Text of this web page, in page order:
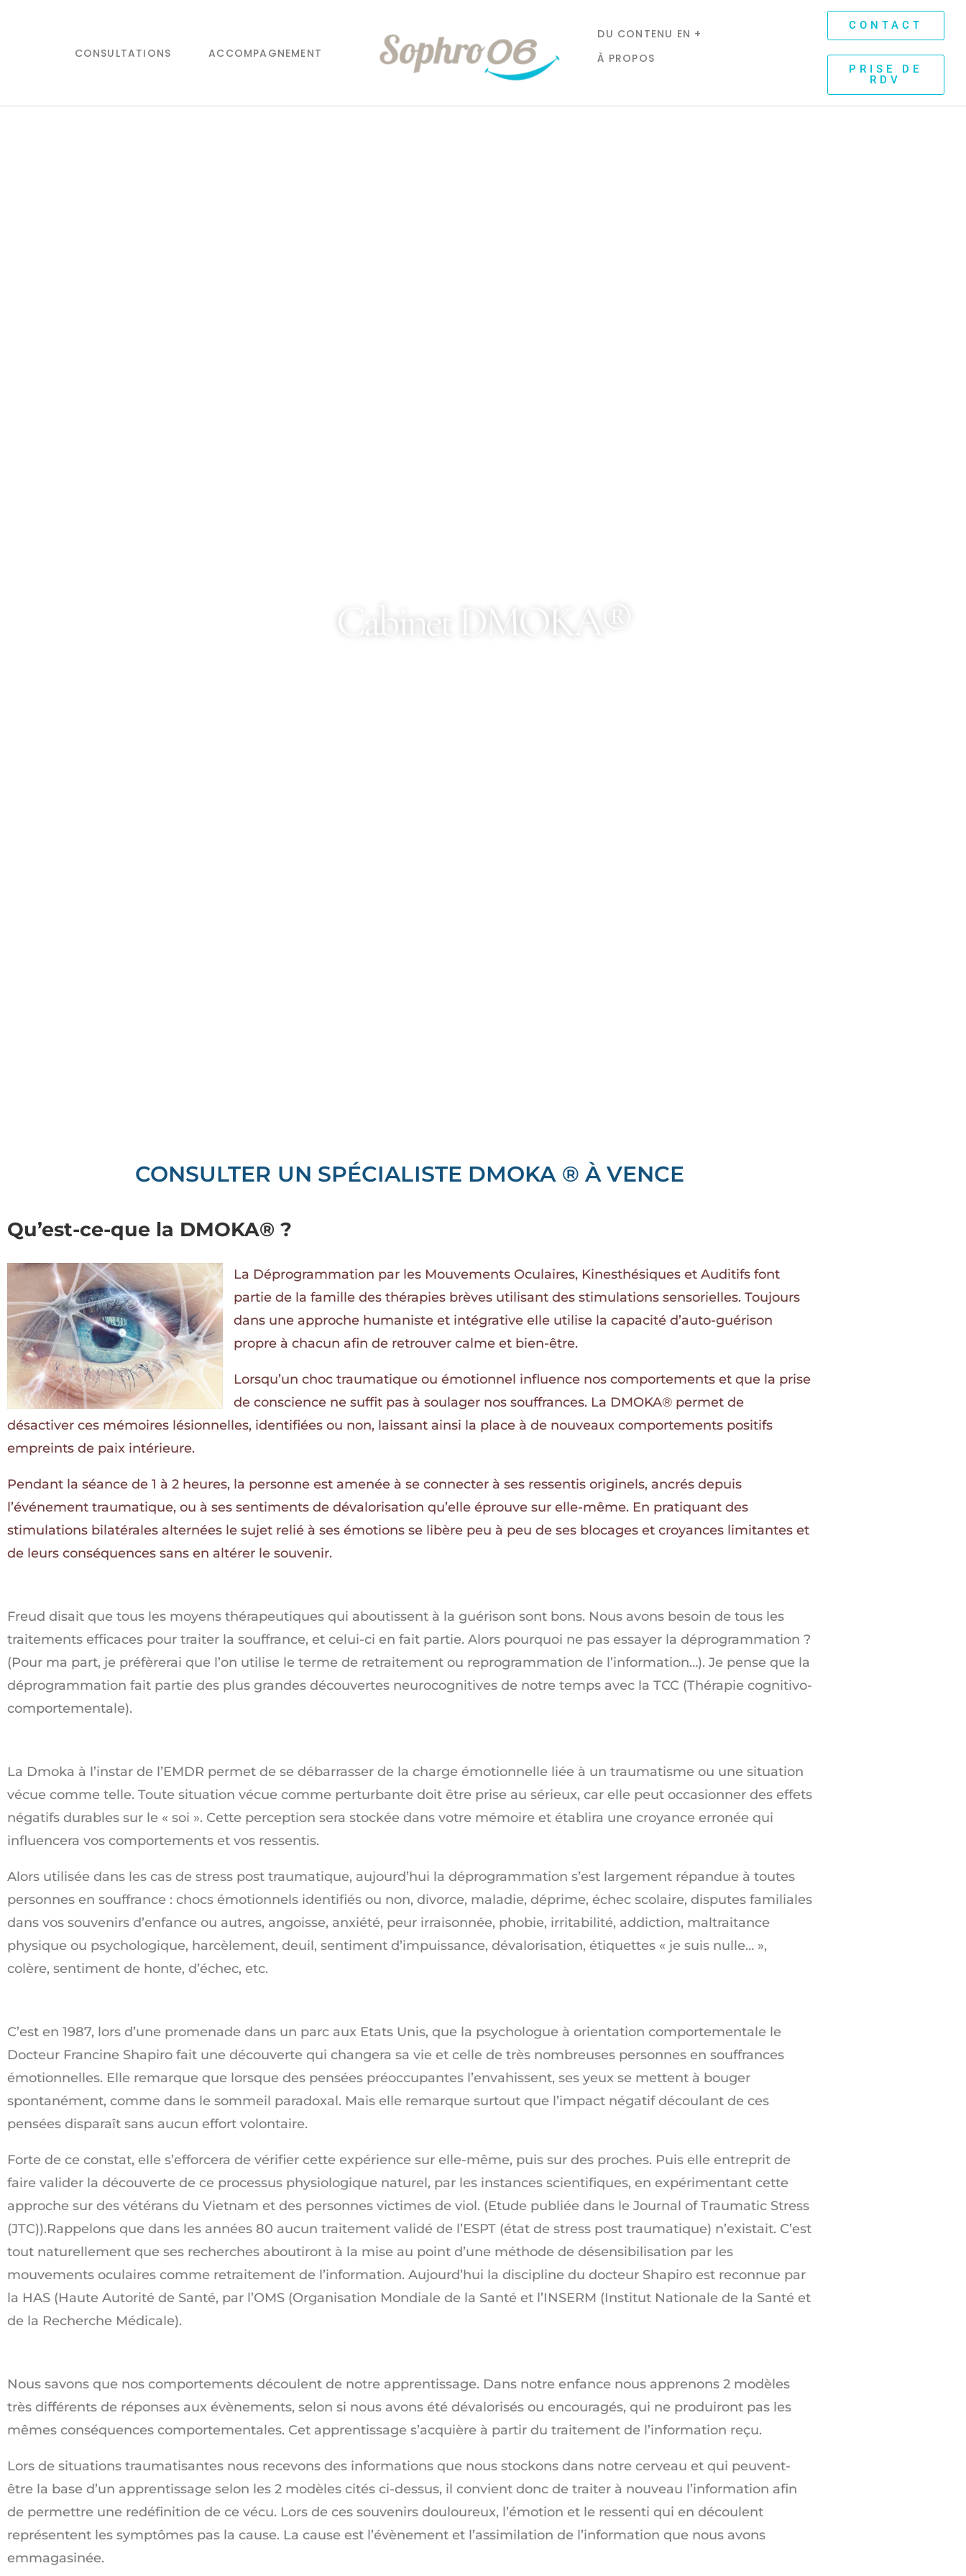
CONSULTATIONS ACCOMPAGNEMENT
DU CONTENU EN +
À PROPOS
CONTACT
PRISE DE
RDV
Cabinet DMOKA®
CONSULTER UN SPÉCIALISTE DMOKA ® À VENCE
Qu’est-ce-que la DMOKA® ?
La Déprogrammation par les Mouvements Oculaires, Kinesthésiques et Auditifs font
partie de la famille des thérapies brèves utilisant des stimulations sensorielles. Toujours
dans une approche humaniste et intégrative elle utilise la capacité d’auto-guérison
propre à chacun afin de retrouver calme et bien-être.
Lorsqu’un choc traumatique ou émotionnel influence nos comportements et que la prise
de conscience ne suffit pas à soulager nos souffrances. La DMOKA® permet de
désactiver ces mémoires lésionnelles, identifiées ou non, laissant ainsi la place à de nouveaux comportements positifs
empreints de paix intérieure.
Pendant la séance de 1 à 2 heures, la personne est amenée à se connecter à ses ressentis originels, ancrés depuis
l’événement traumatique, ou à ses sentiments de dévalorisation qu’elle éprouve sur elle-même. En pratiquant des
stimulations bilatérales alternées le sujet relié à ses émotions se libère peu à peu de ses blocages et croyances limitantes et
de leurs conséquences sans en altérer le souvenir.
Freud disait que tous les moyens thérapeutiques qui aboutissent à la guérison sont bons. Nous avons besoin de tous les
traitements efficaces pour traiter la souffrance, et celui-ci en fait partie. Alors pourquoi ne pas essayer la déprogrammation ?
(Pour ma part, je préfèrerai que l’on utilise le terme de retraitement ou reprogrammation de l’information…). Je pense que la
déprogrammation fait partie des plus grandes découvertes neurocognitives de notre temps avec la TCC (Thérapie cognitivo-
comportementale).
La Dmoka à l’instar de l’EMDR permet de se débarrasser de la charge émotionnelle liée à un traumatisme ou une situation
vécue comme telle. Toute situation vécue comme perturbante doit être prise au sérieux, car elle peut occasionner des effets
négatifs durables sur le « soi ». Cette perception sera stockée dans votre mémoire et établira une croyance erronée qui
influencera vos comportements et vos ressentis.
Alors utilisée dans les cas de stress post traumatique, aujourd’hui la déprogrammation s’est largement répandue à toutes
personnes en souffrance : chocs émotionnels identifiés ou non, divorce, maladie, déprime, échec scolaire, disputes familiales
dans vos souvenirs d’enfance ou autres, angoisse, anxiété, peur irraisonnée, phobie, irritabilité, addiction, maltraitance
physique ou psychologique, harcèlement, deuil, sentiment d’impuissance, dévalorisation, étiquettes « je suis nulle… »,
colère, sentiment de honte, d’échec, etc.
C’est en 1987, lors d’une promenade dans un parc aux Etats Unis, que la psychologue à orientation comportementale le
Docteur Francine Shapiro fait une découverte qui changera sa vie et celle de très nombreuses personnes en souffrances
émotionnelles. Elle remarque que lorsque des pensées préoccupantes l’envahissent, ses yeux se mettent à bouger
spontanément, comme dans le sommeil paradoxal. Mais elle remarque surtout que l’impact négatif découlant de ces
pensées disparaît sans aucun effort volontaire.
Forte de ce constat, elle s’efforcera de vérifier cette expérience sur elle-même, puis sur des proches. Puis elle entreprit de
faire valider la découverte de ce processus physiologique naturel, par les instances scientifiques, en expérimentant cette
approche sur des vétérans du Vietnam et des personnes victimes de viol. (Etude publiée dans le Journal of Traumatic Stress
(JTC)).Rappelons que dans les années 80 aucun traitement validé de l’ESPT (état de stress post traumatique) n’existait. C’est
tout naturellement que ses recherches aboutiront à la mise au point d’une méthode de désensibilisation par les
mouvements oculaires comme retraitement de l’information. Aujourd’hui la discipline du docteur Shapiro est reconnue par
la HAS (Haute Autorité de Santé, par l’OMS (Organisation Mondiale de la Santé et l’INSERM (Institut Nationale de la Santé et
de la Recherche Médicale).
Nous savons que nos comportements découlent de notre apprentissage. Dans notre enfance nous apprenons 2 modèles
très différents de réponses aux évènements, selon si nous avons été dévalorisés ou encouragés, qui ne produiront pas les
mêmes conséquences comportementales. Cet apprentissage s’acquière à partir du traitement de l’information reçu.
Lors de situations traumatisantes nous recevons des informations que nous stockons dans notre cerveau et qui peuvent-
être la base d’un apprentissage selon les 2 modèles cités ci-dessus, il convient donc de traiter à nouveau l’information afin
de permettre une redéfinition de ce vécu. Lors de ces souvenirs douloureux, l’émotion et le ressenti qui en découlent
représentent les symptômes pas la cause. La cause est l’évènement et l’assimilation de l’information que nous avons
emmagasinée.